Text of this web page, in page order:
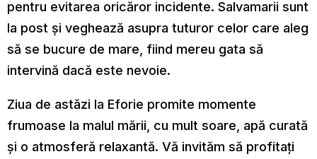
pentru evitarea oricăror incidente. Salvamarii sunt
la post și veghează asupra tuturor celor care aleg
să se bucure de mare, fiind mereu gata să
intervină dacă este nevoie.
Ziua de astăzi la Eforie promite momente
frumoase la malul mării, cu mult soare, apă curată
și o atmosferă relaxantă. Vă invităm să profitați